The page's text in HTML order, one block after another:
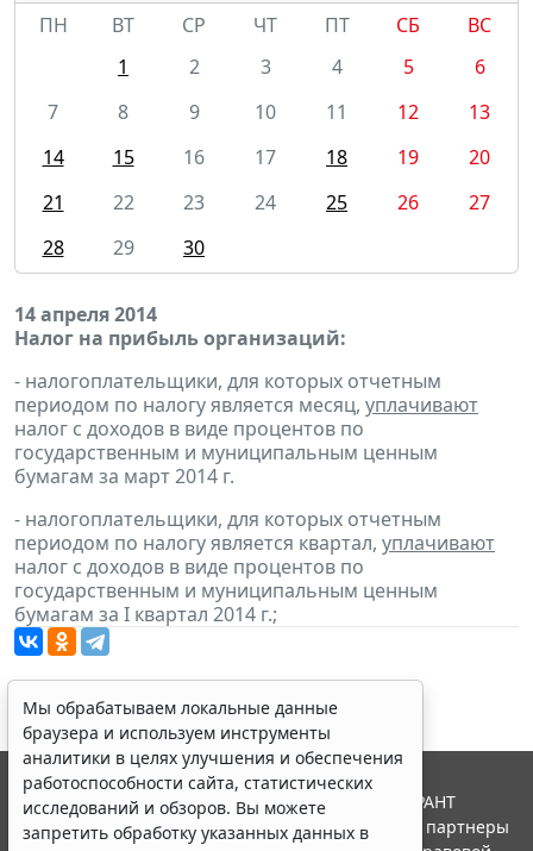
ПН
ВТ СР ЧТ ПТ СБ
ВС
1
2 3 4 5
6
7
8 9 10 11 12
13
14
15 16 17 18 19
20
21
22 23 24 25 26
27
28
29 30
14 апреля 2014
Налог на прибыль организаций:
- налогоплательщики, для которых отчетным
периодом по налогу является месяц, уплачивают
налог с доходов в виде процентов по
государственным и муниципальным ценным
бумагам за март 2014 г.
- налогоплательщики, для которых отчетным
периодом по налогу является квартал, уплачивают
налог с доходов в виде процентов по
государственным и муниципальным ценным
бумагам за I квартал 2014 г.;
Мы обрабатываем локальные данные
браузера и используем инструменты
аналитики в целях улучшения и обеспечения
работоспособности сайта, статистических
исследований и обзоров. Вы можете
запретить обработку указанных данных в
© ООО "НПП "ГАРАНТ-СЕРВИС", 2026. Система ГАРАНТ
выпускается с 1990 года. Компания "Гарант" и ее партнеры